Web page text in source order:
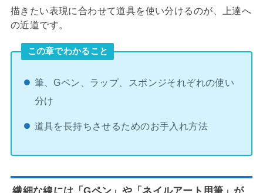
描きたい表現に合わせて道具を使い分けるのが、上達へ
の近道です。
この章でわかること
筆、Gペン、ラップ、スポンジそれぞれの使い
分け
道具を長持ちさせるためのお手入れ方法
繊細な線には「Gペン」や「ネイルアート用筆」が